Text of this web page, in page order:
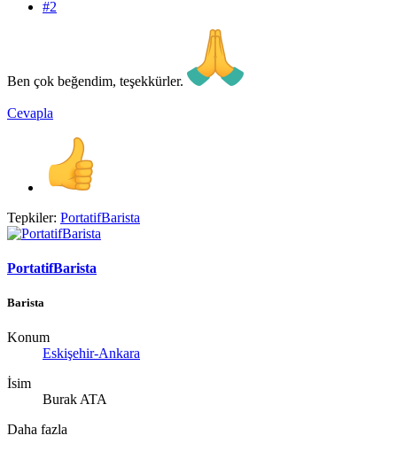
#2
Ben çok beğendim, teşekkürler.
Cevapla
Tepkiler: PortatifBarista
PortatifBarista
Barista
Konum
Eskişehir-Ankara
İsim
Burak ATA
Daha fazla